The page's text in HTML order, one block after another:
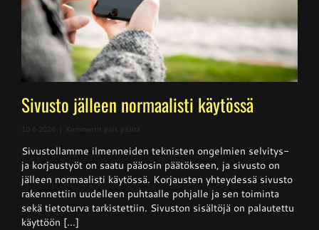
Sivusto jälleen normaalisti käytössä
10.6.2026 Kommentit pois päältä
jälleen
normaalisti
käytössä
Sivustollamme ilmenneiden teknisten ongelmien selvitys-
ja korjaustyöt on saatu pääosin päätökseen, ja sivusto on
jälleen normaalisti käytössä. Korjausten yhteydessä sivusto
rakennettiin uudelleen puhtaalle pohjalle ja sen toiminta
sekä tietoturva tarkistettiin. Sivuston sisältöjä on palautettu
käyttöön [...]